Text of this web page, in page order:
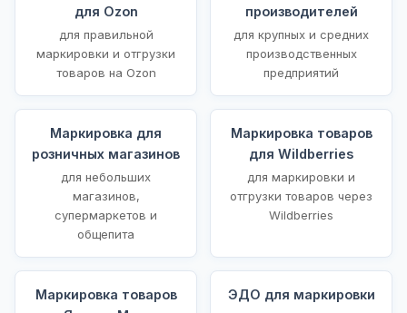
для Ozon
для правильной
маркировки и отгрузки
товаров на Ozon
производителей
для крупных и средних
производственных
предприятий
Маркировка для
розничных магазинов
для небольших
магазинов,
супермаркетов и
общепита
Маркировка товаров
для Wildberries
для маркировки и
отгрузки товаров через
Wildberries
Маркировка товаров
ЭДО для маркировки